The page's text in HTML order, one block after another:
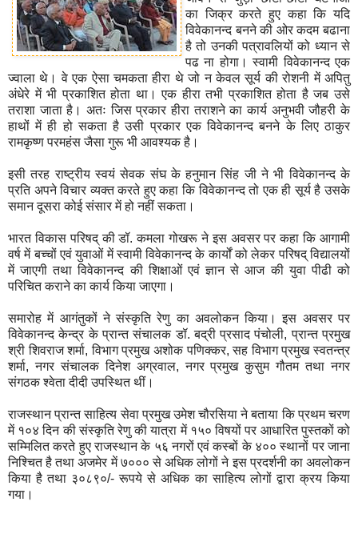
का जिक्र करते हुए कहा कि यदि
विवेकानन्द बनने की ओर कदम बढाना
है तो उनकी पत्रावलियों को ध्यान से
पढ ना होगा। स्वामी विवेकानन्द एक
ज्वाला थे। वे एक ऐसा चमकता हीरा थे जो न केवल सूर्य की रोशनी में अपितु
अंधेरे में भी प्रकाशित होता था। एक हीरा तभी प्रकाशित होता है जब उसे
तराशा जाता है। अतः जिस प्रकार हीरा तराशने का कार्य अनुभवी जौहरी के
हाथों में ही हो सकता है उसी प्रकार एक विवेकानन्द बनने के लिए ठाकुर
रामकृष्ण परमहंस जैसा गुरू भी आवश्यक है।
इसी तरह राष्ट्रीय स्वयं सेवक संघ के हनुमान सिंह जी ने भी विवेकानन्द के
प्रति अपने विचार व्यक्त करते हुए कहा कि विवेकानन्द तो एक ही सूर्य है उसके
समान दूसरा कोई संसार में हो नहीं सकता।
भारत विकास परिषद्‌ की डॉ. कमला गोखरू ने इस अवसर पर कहा कि आगामी
वर्ष में बच्चों एवं युवाओं में स्वामी विवेकानन्द के कार्यों को लेकर परिषद्‌ विद्यालयों
में जाएगी तथा विवेकानन्द की शिक्षाओं एवं ज्ञान से आज की युवा पीढी को
परिचित कराने का कार्य किया जाएगा।
समारोह में आगंतुकों ने संस्कृति रेणु का अवलोकन किया। इस अवसर पर
विवेकानन्द केन्द्र के प्रान्त संचालक डॉ. बद्री प्रसाद पंचोली, प्रान्त प्रमुख
श्री शिवराज शर्मा, विभाग प्रमुख अशोक पणिक्कर, सह विभाग प्रमुख स्वतन्त्र
शर्मा, नगर संचालक दिनेश अग्रवाल, नगर प्रमुख कुसुम गौतम तथा नगर
संगठक श्वेता दीदी उपस्थित थीं।
राजस्थान प्रान्त साहित्य सेवा प्रमुख उमेश चौरसिया ने बताया कि प्रथम चरण
में १०४ दिन की संस्कृति रेणु की यात्रा में १५० विषयों पर आधारित पुस्तकों को
सम्मिलित करते हुए राजस्थान के ५६ नगरों एवं कस्बों के ४०० स्थानों पर जाना
निश्चित है तथा अजमेर में ७००० से अधिक लोगों ने इस प्रदर्शनी का अवलोकन
किया है तथा ३०८९०/- रूपये से अधिक का साहित्य लोगों द्वारा क्रय किया
गया।